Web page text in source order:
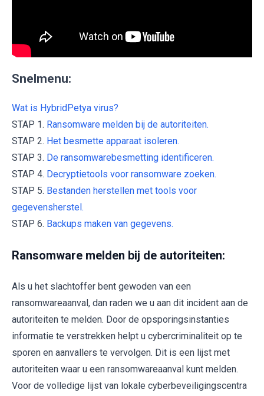
Snelmenu:
Wat is HybridPetya virus?
STAP 1. Ransomware melden bij de autoriteiten.
STAP 2. Het besmette apparaat isoleren.
STAP 3. De ransomwarebesmetting identificeren.
STAP 4. Decryptietools voor ransomware zoeken.
STAP 5. Bestanden herstellen met tools voor
gegevensherstel.
STAP 6. Backups maken van gegevens.
Ransomware melden bij de autoriteiten:
Als u het slachtoffer bent gewoden van een
ransomwareaanval, dan raden we u aan dit incident aan de
autoriteiten te melden. Door de opsporingsinstanties
informatie te verstrekken helpt u cybercriminaliteit op te
sporen en aanvallers te vervolgen. Dit is een lijst met
autoriteiten waar u een ransomwareaanval kunt melden.
Voor de volledige lijst van lokale cyberbeveiligingscentra